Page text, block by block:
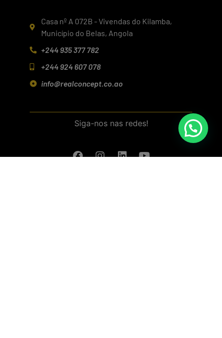
Casa nº A 072B - Vivendas do Kilamba,
Município do Belas, Angola
+244 935 377 782
+244 924 607 078
info@realconcept.co.ao
Siga-nos nas redes!